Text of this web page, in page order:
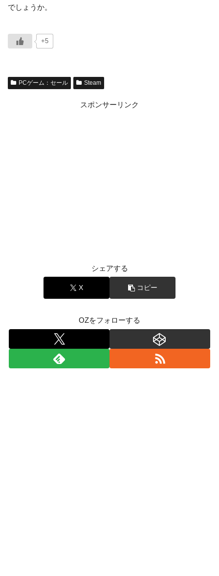
でしょうか。
+5
PCゲーム：セール Steam
スポンサーリンク
シェアする
X コピー
OZをフォローする